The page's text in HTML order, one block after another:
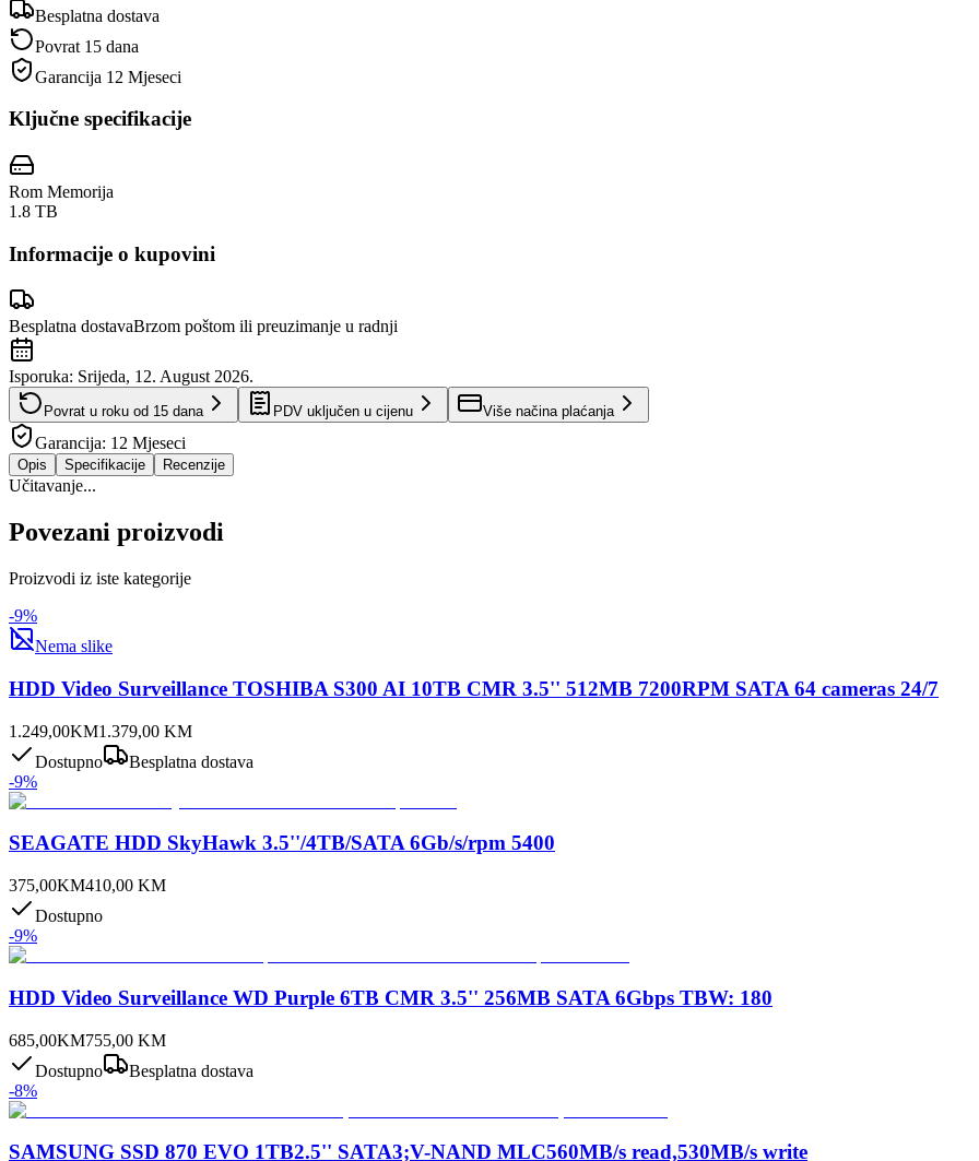
Besplatna dostava
Povrat 15 dana
Garancija 12 Mjeseci
Ključne specifikacije
Rom Memorija
1.8 TB
Informacije o kupovini
Besplatna dostavaBrzom poštom ili preuzimanje u radnji
Isporuka: Srijeda, 12. August 2026.
Povrat u roku od 15 dana PDV uključen u cijenu Više načina plaćanja
Garancija: 12 Mjeseci
Opis Specifikacije Recenzije
Učitavanje...
Povezani proizvodi
Proizvodi iz iste kategorije
-9%
Nema slike
HDD Video Surveillance TOSHIBA S300 AI 10TB CMR 3.5'' 512MB 7200RPM SATA 64 cameras 24/7
1.249,00KM1.379,00 KM
Dostupno
Besplatna dostava
-9%
SEAGATE HDD SkyHawk 3.5''/4TB/SATA 6Gb/s/rpm 5400
375,00KM410,00 KM
Dostupno
-9%
HDD Video Surveillance WD Purple 6TB CMR 3.5'' 256MB SATA 6Gbps TBW: 180
685,00KM755,00 KM
Dostupno
Besplatna dostava
-8%
SAMSUNG SSD 870 EVO 1TB2.5'' SATA3;V-NAND MLC560MB/s read,530MB/s write